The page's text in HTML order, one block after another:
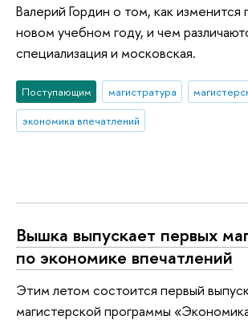
Валерий Гордин о том, как изменится
новом учебном году, и чем
специализация и московская.
Поступающим магистратура
экономика впечатлений
Вышка выпускает первых
по экономике впечатлений
Этим летом состоится первый
магистерской программы